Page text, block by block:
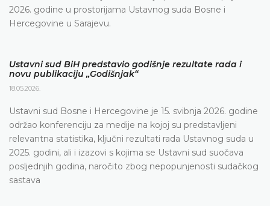
2026. godine u prostorijama Ustavnog suda Bosne i
Hercegovine u Sarajevu.
Ustavni sud BiH predstavio godišnje rezultate rada i
novu publikaciju „Godišnjak“
18.05.2026.
Ustavni sud Bosne i Hercegovine je 15. svibnja 2026. godine
održao konferenciju za medije na kojoj su predstavljeni
relevantna statistika, ključni rezultati rada Ustavnog suda u
2025. godini, ali i izazovi s kojima se Ustavni sud suočava
posljednjih godina, naročito zbog nepopunjenosti sudačkog
sastava